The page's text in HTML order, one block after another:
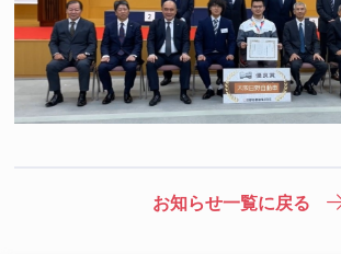
お知らせ一覧に戻る